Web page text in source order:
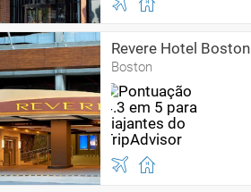
Revere Hotel
Boston